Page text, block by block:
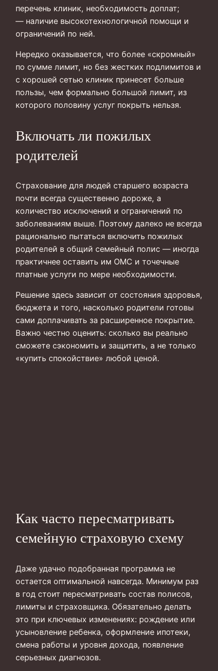
перечень клиник, необходимость доплат;
— наличие высокотехнологичной помощи и
ограничений по ней.
Нередко оказывается, что более «скромный»
по сумме лимит, но без жестких подлимитов и
с хорошей сетью клиник принесет больше
пользы, чем формально большой лимит, из
которого половину услуг покрыть нельзя.
Включать ли пожилых
родителей
Страхование для людей старшего возраста
почти всегда существенно дороже, а
количество исключений и ограничений по
заболеваниям выше. Поэтому далеко не всегда
рационально пытаться включить пожилых
родителей в общий семейный полис — иногда
практичнее оставить им ОМС и точечные
платные услуги по мере необходимости.
Решение здесь зависит от состояния здоровья,
бюджета и того, насколько родители готовы
сами доплачивать за расширенное покрытие.
Важно честно оценить: сколько вы реально
сможете сэкономить и защитить, а не только
«купить спокойствие» любой ценой.
Как часто пересматривать
семейную страховую схему
Даже удачно подобранная программа не
остается оптимальной навсегда. Минимум раз
в год стоит пересматривать состав полисов,
лимиты и страховщика. Обязательно делать
это при ключевых изменениях: рождение или
усыновление ребенка, оформление ипотеки,
смена работы и уровня дохода, появление
серьезных диагнозов.